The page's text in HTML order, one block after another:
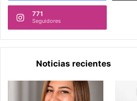
771
Seguidores
Noticias recientes